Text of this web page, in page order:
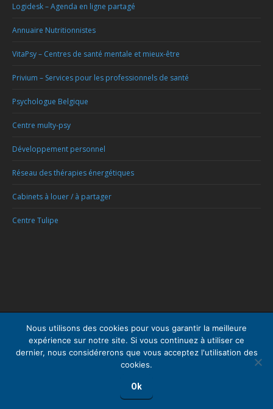
Logidesk – Agenda en ligne partagé
Annuaire Nutritionnistes
VitaPsy – Centres de santé mentale et mieux-être
Privium – Services pour les professionnels de santé
Psychologue Belgique
Centre multy-psy
Développement personnel
Réseau des thérapies énergétiques
Cabinets à louer / à partager
Centre Tulipe
Copyright © 2026Centre Psychologique Bruxelles, tous droits réservés.
Powered byPrivium – Des services qui soutiennent vos soins. Pour
psychologues, psychotherapeutes et hypnotherapeutes.
médecin, psychologue, psychiatre, santé mentale
Nous utilisons des cookies pour vous garantir la meilleure
expérience sur notre site. Si vous continuez à utiliser ce
dernier, nous considérerons que vous acceptez l'utilisation des
cookies.
Ok